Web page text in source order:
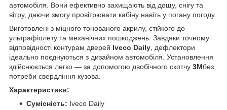
автомобіля. Вони ефективно захищають від дощу, снігу та
вітру, даючи змогу провітрювати кабіну навіть у погану погоду.
Виготовлені з міцного тонованого акрилу, стійкого до
ультрафіолету та механічних пошкоджень. Завдяки точному
відповідності контурам дверей Iveco Daily , дефлектори
ідеально поєднуються з дизайном автомобіля. Установлення
здійснюється легко — за допомогою двобічного скотчу 3Mбез
потреби свердління кузова.
Характеристики:
Сумісність: Iveco Daily